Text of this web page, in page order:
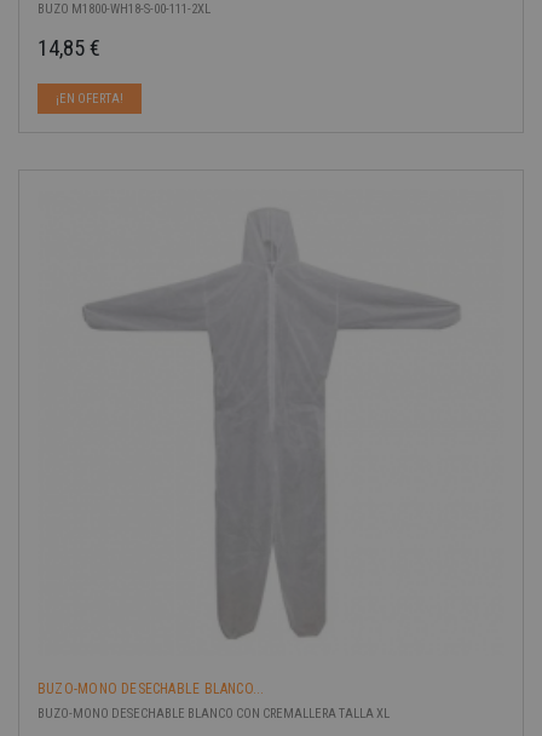
BUZO M1800-WH18-S-00-111-2XL
14,85 €
¡EN OFERTA!
BUZO-MONO DESECHABLE BLANCO...
BUZO-MONO DESECHABLE BLANCO CON CREMALLERA TALLA XL